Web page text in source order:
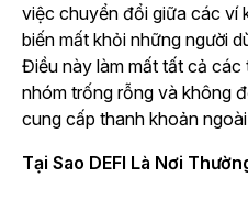
việc chuyển đổi giữa các ví
biến mất khỏi những người
Điều này làm mất tất cả
nhóm trống rỗng và không
cung cấp thanh khoản
Tại Sao DEFI Là Nơi